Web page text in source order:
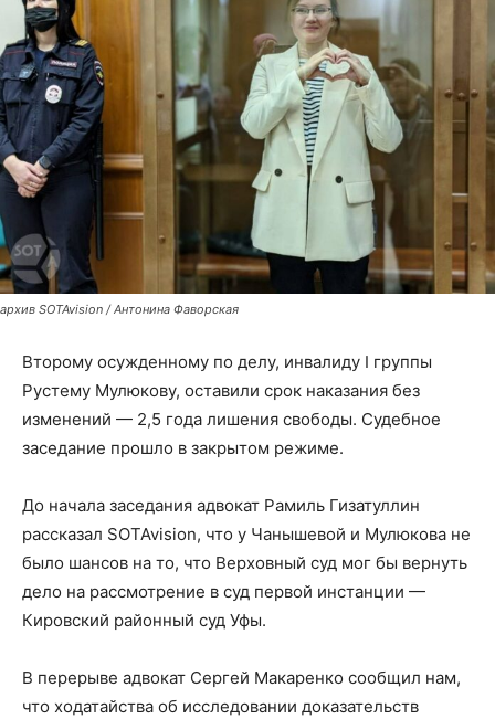
архив SOTAvision / Антонина Фаворская
Второму осужденному по делу, инвалиду I группы
Рустему Мулюкову, оставили срок наказания без
изменений — 2,5 года лишения свободы. Судебное
заседание прошло в закрытом режиме.
До начала заседания адвокат Рамиль Гизатуллин
рассказал SOTAvision, что у Чанышевой и Мулюкова не
было шансов на то, что Верховный суд мог бы вернуть
дело на рассмотрение в суд первой инстанции —
Кировский районный суд Уфы.
В перерыве адвокат Сергей Макаренко сообщил нам,
что ходатайства об исследовании доказательств